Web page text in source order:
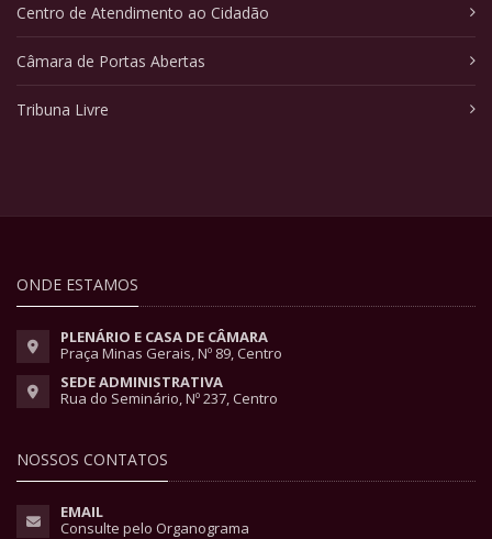
Centro de Atendimento ao Cidadão
Câmara de Portas Abertas
Tribuna Livre
ONDE ESTAMOS
PLENÁRIO E CASA DE CÂMARA
Praça Minas Gerais, Nº 89, Centro
SEDE ADMINISTRATIVA
Rua do Seminário, Nº 237, Centro
NOSSOS CONTATOS
EMAIL
Consulte pelo Organograma